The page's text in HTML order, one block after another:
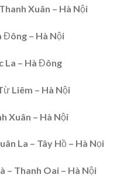
Xuân – Hà Nội
Đông – Hà Nội
La – Hà Đông
Liêm – Hà Nội
Xuân – Hà Nội
La – Tây Hồ – Hà Nọi
– Thanh Oai – Hà Nội